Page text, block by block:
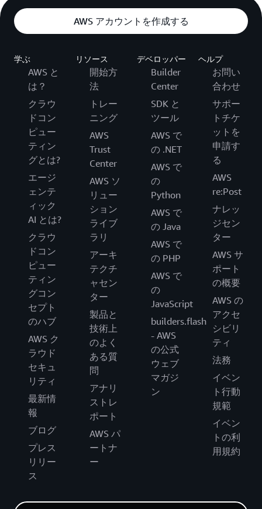
AWS アカウントを作成する
学ぶ
AWS と
は？
クラウ
ドコン
ピュー
ティン
グとは?
エージ
ェンテ
ィック
AI とは?
クラウ
ドコン
ピュー
ティン
グコン
セプト
のハブ
AWS ク
ラウド
セキュ
リティ
最新情
報
ブログ
プレス
リリー
ス
リソース
開始方
法
トレー
ニング
AWS
Trust
Center
AWS ソ
リュー
ション
ライブ
ラリ
アーキ
テクチ
ャセン
ター
製品と
技術上
のよく
ある質
問
アナリ
ストレ
ポート
AWS パ
ートナ
ー
デベロッパー
Builder
Center
SDK と
ツール
AWS で
の .NET
AWS で
の
Python
AWS で
の Java
AWS で
の PHP
AWS で
の
JavaScript
builders.flash
- AWS
の公式
ウェブ
マガジ
ン
ヘルプ
お問い
合わせ
サポー
トチケ
ットを
申請す
る
AWS
re:Post
ナレッ
ジセン
ター
AWS サ
ポート
の概要
AWS の
アクセ
シビリ
ティ
法務
イベン
ト行動
規範
イベン
トの利
用規約